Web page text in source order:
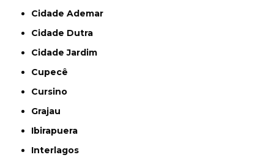
Cidade Ademar
Cidade Dutra
Cidade Jardim
Cupecê
Cursino
Grajau
Ibirapuera
Interlagos